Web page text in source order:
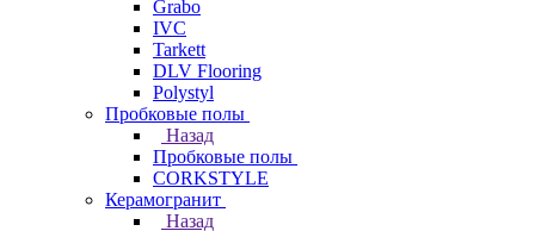
Grabo
IVC
Tarkett
DLV Flooring
Polystyl
Пробковые полы
Назад
Пробковые полы
CORKSTYLE
Керамогранит
Назад